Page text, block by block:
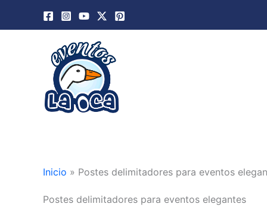
Inicio » Postes delimitadores para eventos
Postes delimitadores para eventos elegantes